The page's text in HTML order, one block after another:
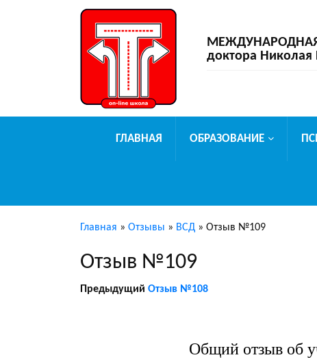
МЕЖДУНАРОДНАЯ
доктора Николая
ГЛАВНАЯ ОБРАЗОВАНИЕ
Главная » Отзывы » ВСД » Отзыв №109
Отзыв №109
Предыдущий Отзыв №108
Общий отзыв об